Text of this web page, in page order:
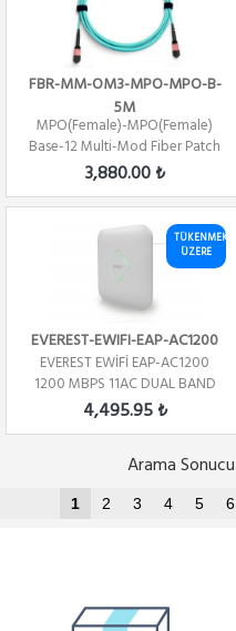
FBR-MM-OM3-MPO-MPO-B-
5M
MPO(Female)-MPO(Female)
Base-12 Multi-Mod Fiber Patch
Cord OM3 Pol...
3,880.00 ₺
TÜKENMEK
ÜZERE
EVEREST-EWIFI-EAP-AC1200
EVEREST EWİFİ EAP-AC1200
1200 MBPS 11AC DUAL BAND
TAVAN KABLOSUZ R...
4,495.95 ₺
Arama Sonucu
1 2 3 4 5 6